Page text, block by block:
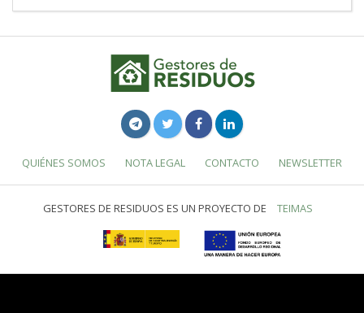
QUIÉNES SOMOS NOTA LEGAL CONTACTO NEWSLETTER
GESTORES DE RESIDUOS ES UN PROYECTO DE TEIMAS